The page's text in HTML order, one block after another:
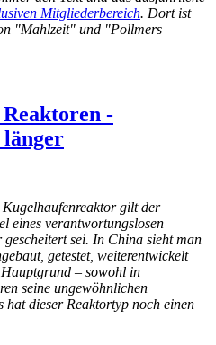
Mitgliederbereich. Dort ist
"Mahlzeit" und "Pollmers
-
länger
gilt der
eines verantwortungslosen
sei. In China sieht man
getestet, weiterentwickelt
– sowohl in
seine ungewöhnlichen
dieser Reaktortyp noch einen